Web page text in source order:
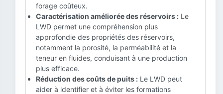
forage coûteux.
Caractérisation améliorée des réservoirs : Le
LWD permet une compréhension plus
approfondie des propriétés des réservoirs,
notamment la porosité, la perméabilité et la
teneur en fluides, conduisant à une production
plus efficace.
Réduction des coûts de puits : Le LWD peut
aider à identifier et à éviter les formations